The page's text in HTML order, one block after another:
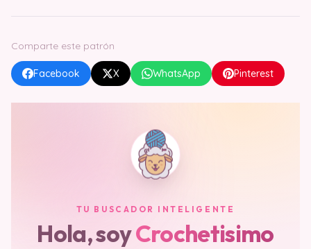
Comparte este patrón
Facebook X WhatsApp Pinterest
TU BUSCADOR INTELIGENTE
Hola, soyCrochetisimo